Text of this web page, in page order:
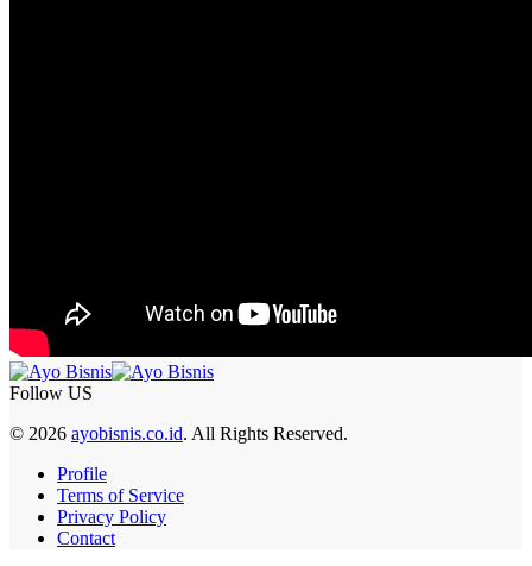
Follow US
© 2026 ayobisnis.co.id. All Rights Reserved.
Profile
Terms of Service
Privacy Policy
Contact